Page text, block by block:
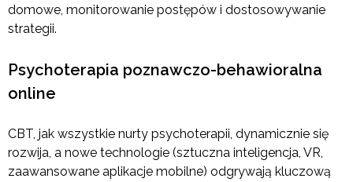
domowe, monitorowanie postępów i dostosowywanie
strategii.
Psychoterapia poznawczo-behawioralna
online
CBT, jak wszystkie nurty psychoterapii, dynamicznie się
rozwija, a nowe technologie (sztuczna inteligencja, VR,
zaawansowane aplikacje mobilne) odgrywają kluczową